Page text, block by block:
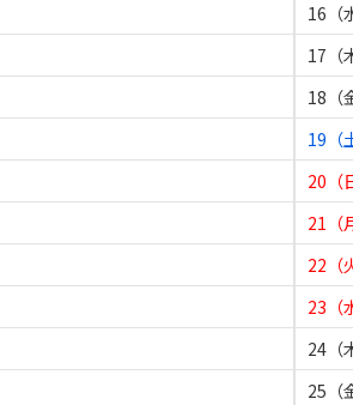
16（
17（
18（
19（
20（
21（
22（
23（
24（
25（